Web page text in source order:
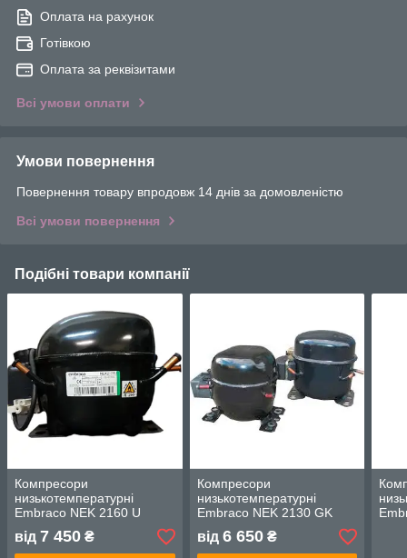
Оплата на рахунок
Готівкою
Оплата за реквізитами
Всі умови оплати
Умови повернення
Повернення товару впродовж 14 днів за домовленістю
Всі умови повернення
Подібні товари компанії
Компресори
низькотемпературні
Embraco NEK 2160 U
від 7 450 ₴
Компресори
низькотемпературні
Embraco NEK 2130 GK
від 6 650₴